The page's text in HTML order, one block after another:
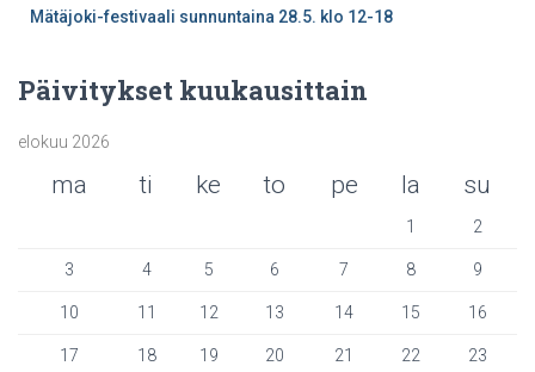
Mätäjoki-festivaali sunnuntaina 28.5. klo 12-18
Päivitykset kuukausittain
elokuu 2026
ma ti ke to pe la su
1 2
3 4 5 6 7 8 9
10 11 12 13 14 15 16
17 18 19 20 21 22 23